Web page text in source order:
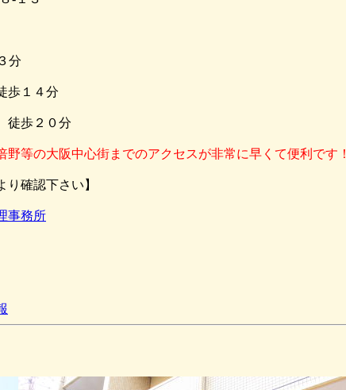
分
１４分
歩２０分
等の大阪中心街までのアクセスが非常に早くて便利です！
り確認下さい】
事務所